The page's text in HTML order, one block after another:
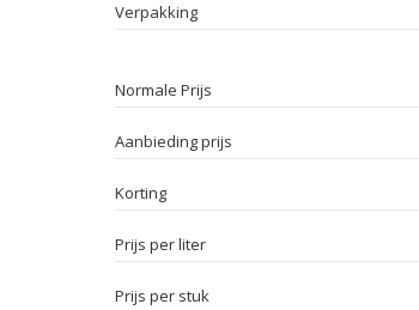
Verpakking
Normale Prijs
Aanbieding prijs
Korting
Prijs per liter
Prijs per stuk